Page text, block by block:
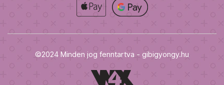
©2024 Minden jog fenntartva - gibigyongy.hu